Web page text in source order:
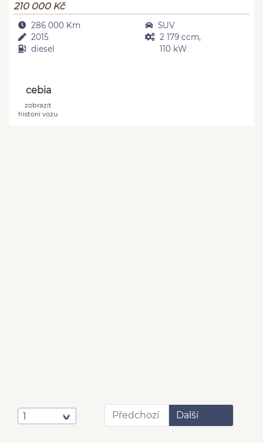
210 000 Kč
286 000 Km
2015
diesel
SUV
2 179 ccm,
110 kW
cebia
zobrazit
historii vozu
1 Předchozí Další